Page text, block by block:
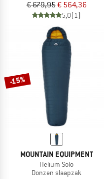
€ 679,95€ 564,36
5,0(1)
-15%
MOUNTAIN EQUIPMENT
Helium Solo
Donzen slaapzak